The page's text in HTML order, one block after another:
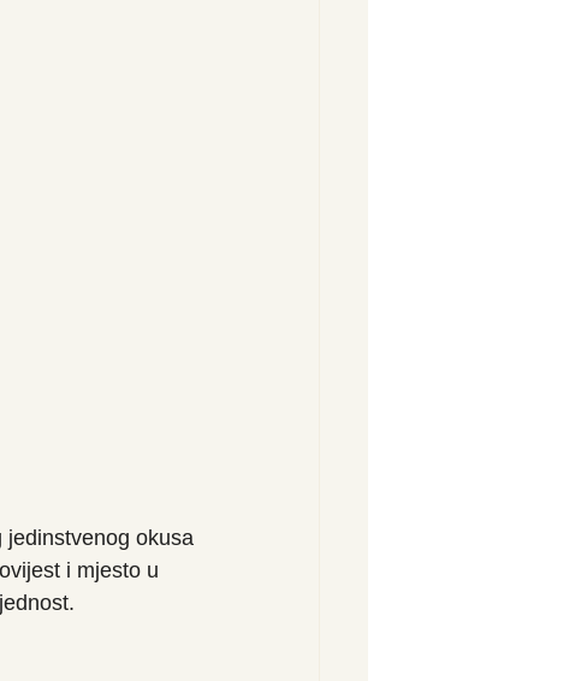
jedinstvenog okusa
i mjesto u